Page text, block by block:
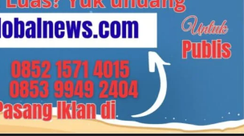
Powered byKMGNetwork